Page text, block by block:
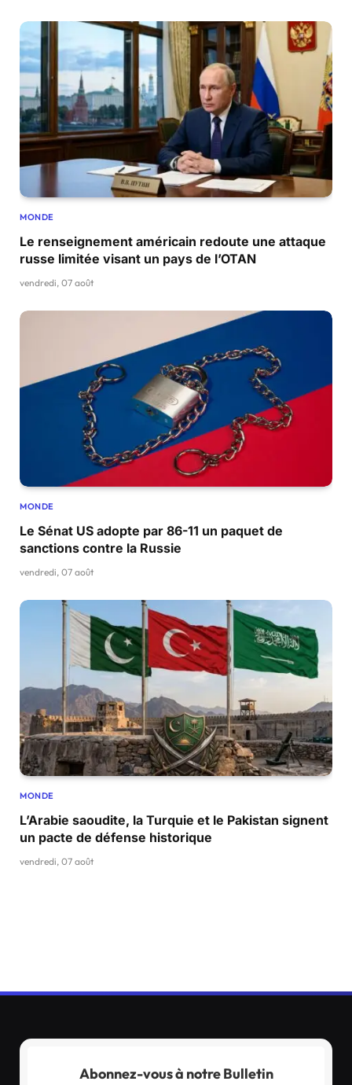
MONDE
Le renseignement américain redoute une attaque
russe limitée visant un pays de l’OTAN
vendredi, 07 août
MONDE
Le Sénat US adopte par 86-11 un paquet de
sanctions contre la Russie
vendredi, 07 août
MONDE
L’Arabie saoudite, la Turquie et le Pakistan signent
un pacte de défense historique
vendredi, 07 août
Abonnez-vous à notre Bulletin